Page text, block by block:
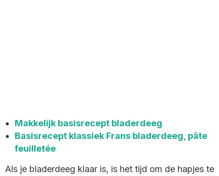
Makkelijk basisrecept bladerdeeg
Basisrecept klassiek Frans bladerdeeg, pâte
feuilletée
Als je bladerdeeg klaar is, is het tijd om de hapjes te